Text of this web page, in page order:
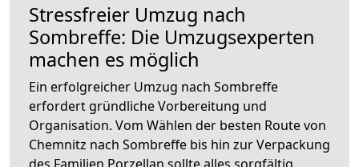
Stressfreier Umzug nach
Sombreffe: Die Umzugsexperten
machen es möglich
Ein erfolgreicher Umzug nach Sombreffe
erfordert gründliche Vorbereitung und
Organisation. Vom Wählen der besten Route von
Chemnitz nach Sombreffe bis hin zur Verpackung